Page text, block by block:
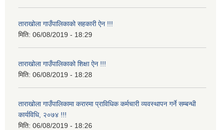
ताराखोला गाउँपालिकाको सहकारी ऐन !!!
मिति: 06/08/2019 - 18:29
ताराखोला गाउँपालिकाको शिक्षा ऐन !!!
मिति: 06/08/2019 - 18:28
ताराखोला गाउँपालिकामा करारमा प्राविधिक कर्मचारी व्यवस्थापन गर्ने सम्बन्धी
कार्यविधि, २०७४ !!!
मिति: 06/08/2019 - 18:26